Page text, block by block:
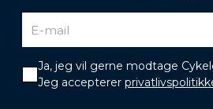
Ja, jeg vil gerne modtage
Jeg accepterer